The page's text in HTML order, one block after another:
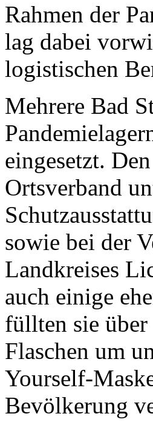
Rahmen der
lag dabei
logistischen
Mehrere Bad
eingesetzt.
Ortsverband
sowie bei der
Landkreises
auch einige
füllten sie
Flaschen um
Yourself-
Bevölkerung